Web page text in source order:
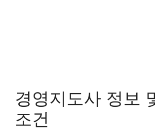
경영지도사 정보
조건